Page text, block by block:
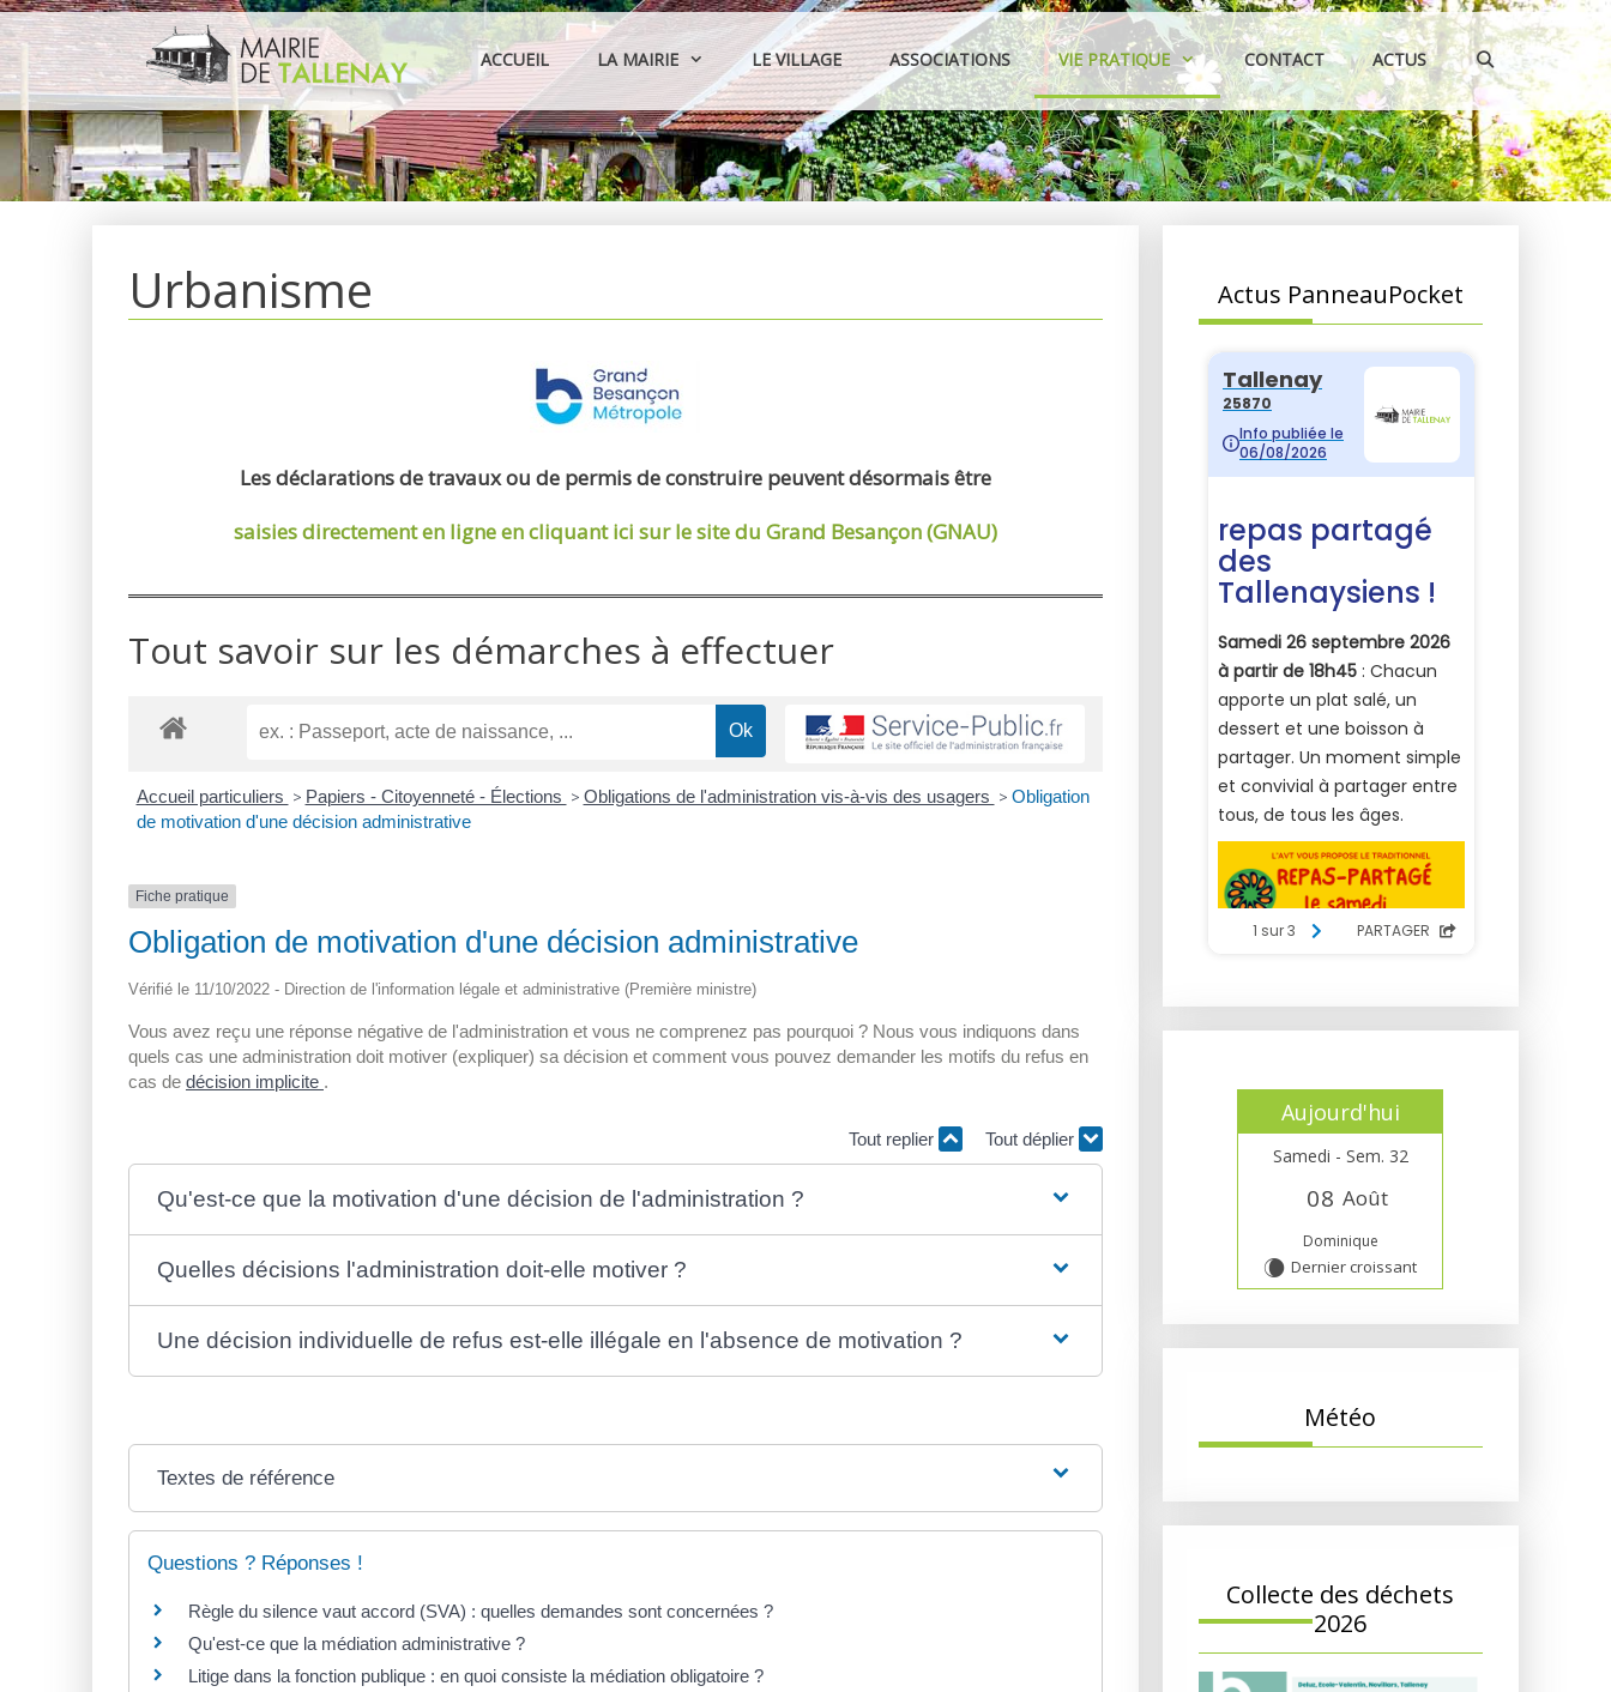
Aller
au
contenu
ACCUEIL LA MAIRIE LE VILLAGE ASSOCIATIONS VIE PRATIQUE CONTACT ACTUS
Urbanisme
Les déclarations de travaux ou de permis de construire peuvent désormais être
saisies directement en ligneen cliquant ici sur le site du Grand Besançon (GNAU)
Tout savoir sur les démarches à effectuer
Accueil particuliers > Papiers - Citoyenneté - Élections > Obligations de l'administration vis-à-vis des usagers > Obligation
de motivation d'une décision administrative
Fiche pratique
Obligation de motivation d'une décision administrative
Vérifié le 11/10/2022 - Direction de l'information légale et administrative (Première ministre)
Vous avez reçu une réponse négative de l'administration et vous ne comprenez pas pourquoi ? Nous vous indiquons dans
quels cas une administration doit motiver (expliquer) sa décision et comment vous pouvez demander les motifs du refus en
cas de décision implicite .
Tout replier Tout déplier
Qu'est-ce que la motivation d'une décision de l'administration ?
Quelles décisions l'administration doit-elle motiver ?
Une décision individuelle de refus est-elle illégale en l'absence de motivation ?
Textes de référence
Questions ? Réponses !
Règle du silence vaut accord (SVA) : quelles demandes sont concernées ?
Qu'est-ce que la médiation administrative ?
Litige dans la fonction publique : en quoi consiste la médiation obligatoire ?
Actus PanneauPocket
Aujourd'hui
Samedi - Sem. 32
08 Août
Dominique
W Dernier croissant
Météo
Collecte des déchets
2026